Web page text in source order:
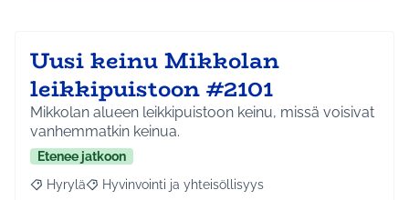
Uusi keinu Mikkolan
leikkipuistoon #2101
Mikkolan alueen leikkipuistoon keinu, missä voisivat
vanhemmatkin keinua.
Etenee jatkoon
Rajaa tulokset aihepiirin mukaan: Hyrylä
Hyrylä Rajaa tulokset teeman mukaan: Hyvinvointi ja
Hyvinvointi ja yhteisöllisyys